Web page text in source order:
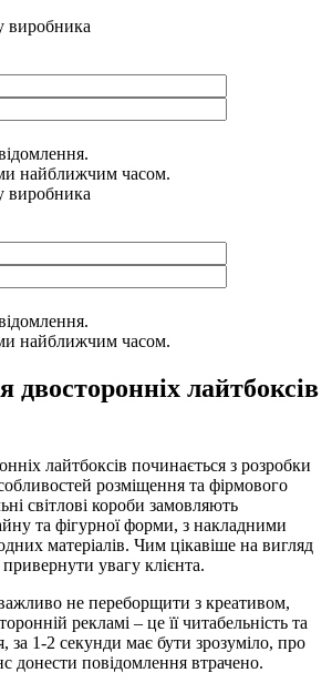
виробника
найближчим часом.
виробника
найближчим часом.
двосторонніх лайтбоксів
лайтбоксів починається з розробки
розміщення та фірмового
світлові короби замовляють
та фігурної форми, з накладними
матеріалів. Чим цікавіше на вигляд
увагу клієнта.
не переборщити з креативом,
рекламі – це її читабельність та
за 1-2 секунди має бути зрозуміло, про
донести повідомлення втрачено.